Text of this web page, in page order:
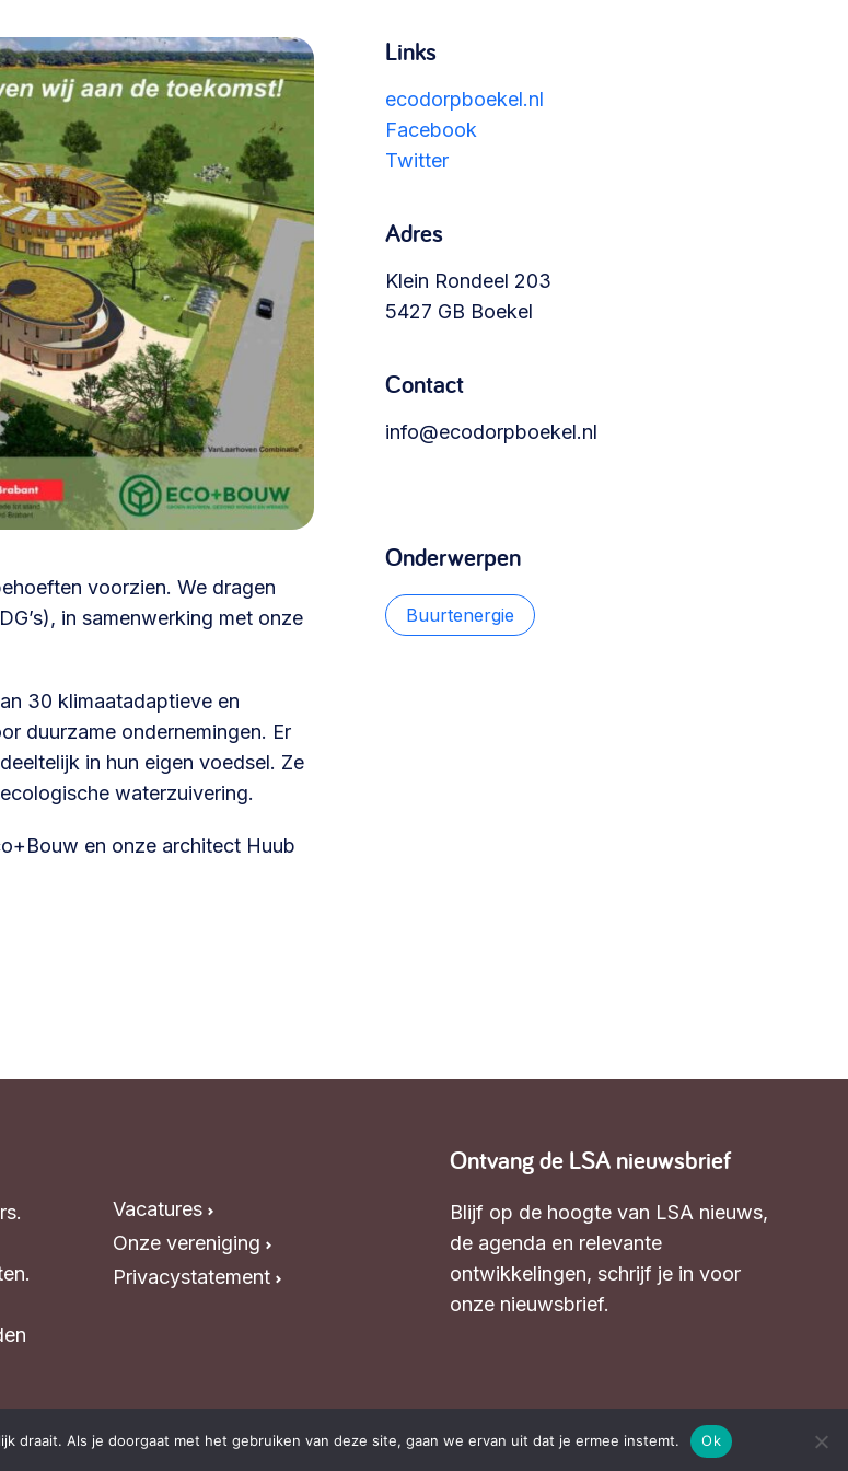
>
buurt vergroenen, SDG >
Meebeslissen
Uitdaagrecht, gemeenschapsfondsen, lokale
en gebiedsontwikkeling
participatie,
voorzien. We dragen
in samenwerking met onze
30 klimaatadaptieve en
duurzame ondernemingen. Er
in hun eigen voedsel. Ze
waterzuivering.
en onze architect Huub
Links
ecodorpboekel.nl
Facebook
Twitter
Adres
Klein Rondeel 203
5427 GB Boekel
Contact
info@ecodorpboekel.nl
Onderwerpen
Buurtenergie
Vacatures
Onze vereniging
Privacystatement
Ontvang de LSA nieuwsbrief
Blijf op de hoogte van LSA nieuws,
de agenda en relevante
ontwikkelingen, schrijf je in voor
onze nieuwsbrief.
draait. Als je doorgaat met het gebruiken van deze site, gaan we ervan uit dat je ermee instemt. Ok